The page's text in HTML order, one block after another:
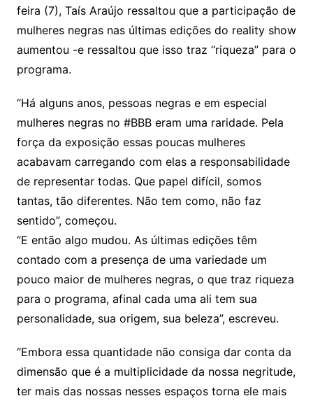
feira (7), Taís Araújo ressaltou que a participação de
mulheres negras nas últimas edições do reality show
aumentou -e ressaltou que isso traz “riqueza” para o
programa.
“Há alguns anos, pessoas negras e em especial
mulheres negras no #BBB eram uma raridade. Pela
força da exposição essas poucas mulheres
acabavam carregando com elas a responsabilidade
de representar todas. Que papel difícil, somos
tantas, tão diferentes. Não tem como, não faz
sentido”, começou.
“E então algo mudou. As últimas edições têm
contado com a presença de uma variedade um
pouco maior de mulheres negras, o que traz riqueza
para o programa, afinal cada uma ali tem sua
personalidade, sua origem, sua beleza”, escreveu.
“Embora essa quantidade não consiga dar conta da
dimensão que é a multiplicidade da nossa negritude,
ter mais das nossas nesses espaços torna ele mais